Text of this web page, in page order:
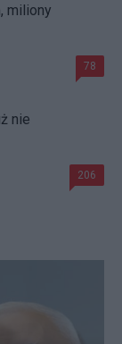
miliony
78
nie
206